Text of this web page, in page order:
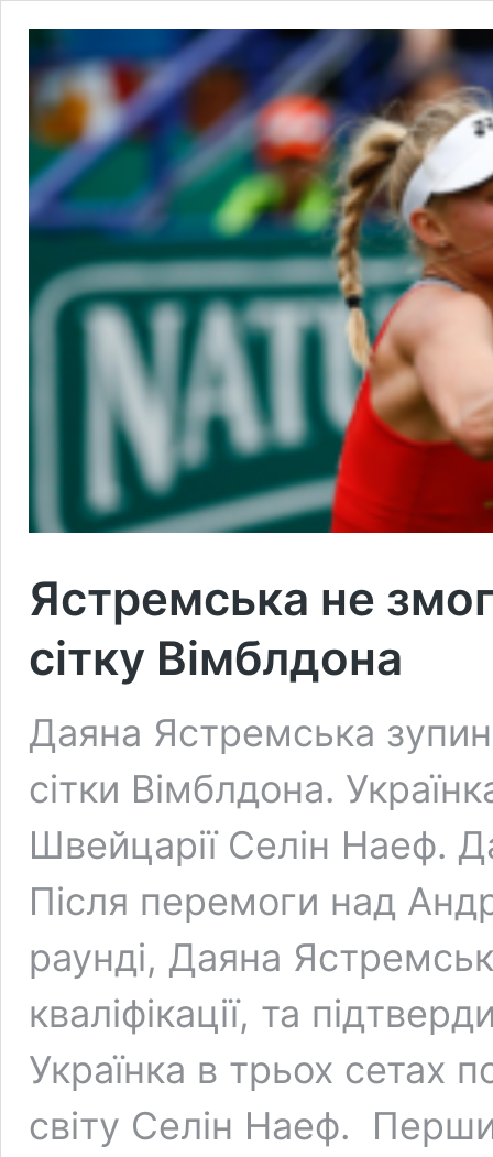
Ястремська не
сітку Вімблдона
Даяна Ястремська
сітки Вімблдона.
Швейцарії Селін Наеф.
Після перемоги над
раунді, Даяна
кваліфікації, та
Українка в трьох сетах
світу Селін Наеф.